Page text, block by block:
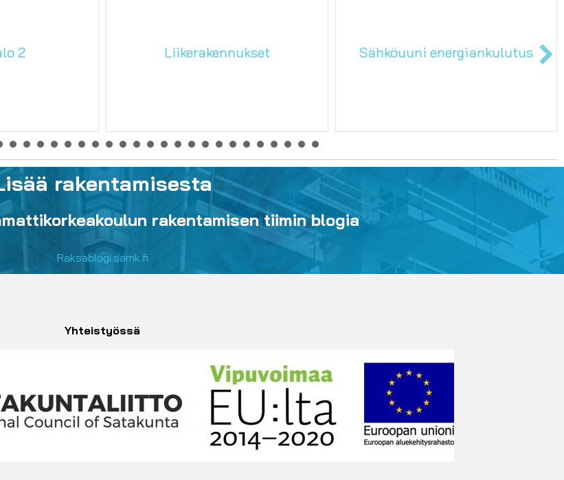
Sähköuuni energiankulutus Palvelurakennus 1
rakentamisesta
rakentamisen tiimin blogia
Raksablogi.samk.fi
Yhteistyössä